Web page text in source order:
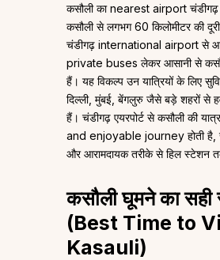
कसौली का nearest airport चंडीगढ़
कसौली से लगभग 60 किलोमीटर की
चंडीगढ़ international airport से
private buses लेकर आसानी से
हैं। यह विकल्प उन यात्रियों के लिए
दिल्ली, मुंबई, बेंगलुरु जैसे बड़े शहरों से
हैं। चंडीगढ़ एयरपोर्ट से कसौली की
and enjoyable journey होती है,
और आरामदायक तरीके से हिल स्टेशन
कसौली घूमने का
(Best Time to
Kasauli)